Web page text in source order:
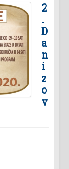
2
.
D
a
n
i
z
o
v